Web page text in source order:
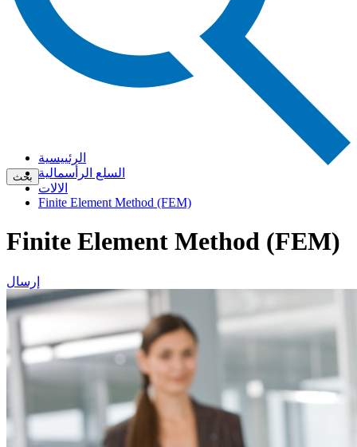
بحث
الرئييسية
السلع الرأسمالية
الالات
Finite Element Method (FEM)
Finite Element Method (FEM)
إرسال